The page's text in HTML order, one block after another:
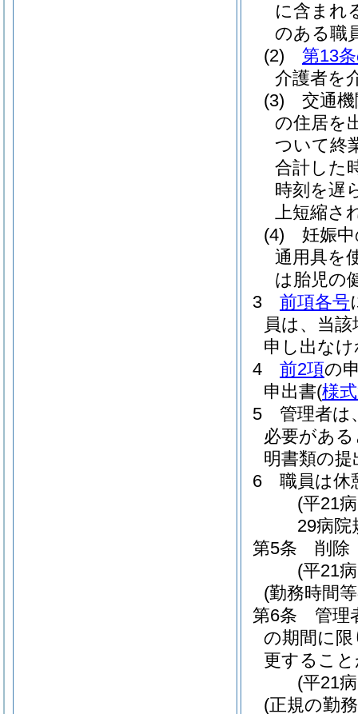
に含まれ
のある職
(2)
第13
介護者を
(3)
交通
の住居を
ついて終
合計した
時刻を遅
上短縮さ
(4)
妊娠
通用具を
は胎児の
3
前項各号
員は、当
申し出な
4
前2項の
申出書(様
5
管理者は
必要があ
明書類の
6
職員は休
(平21
29病院
第5条
削除
(平21
(勤務時間
第6条
管理
の期間に
更するこ
(平21
(正規の勤